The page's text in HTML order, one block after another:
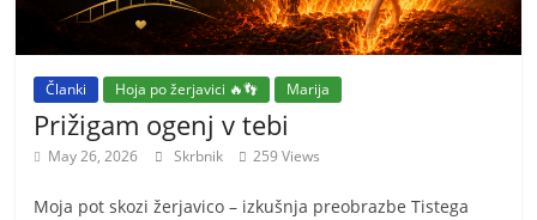
Članki Hoja po žerjavici 🔥👣 Marija
Prižigam ogenj v tebi
May 26, 2026 Skrbnik 259 Views
Moja pot skozi žerjavico – izkušnja preobrazbe Tistega